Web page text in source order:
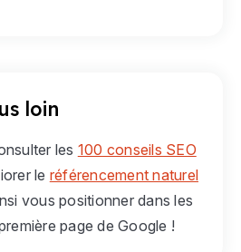
loin
les 100 conseils SEO
le référencement naturel
vous positionner dans les
page de Google !